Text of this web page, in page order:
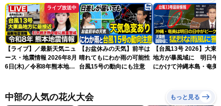
ライブ放送中
【ライブ】／最新天気ニュ
ース・地震情報 2026年8月
6日(木)／令和8年熊本地震
ースLiVEアフタヌーン・青
原桃香／本田竜也〉
【お盆休みの天気】前半は
晴れてもにわか雨の可能性
台風15号の動向にも注意
【台風13号 2026】大東
地方が暴風域に 明日午
にかけて沖縄本島・奄美
中部の人気の花火大会 もっと見る